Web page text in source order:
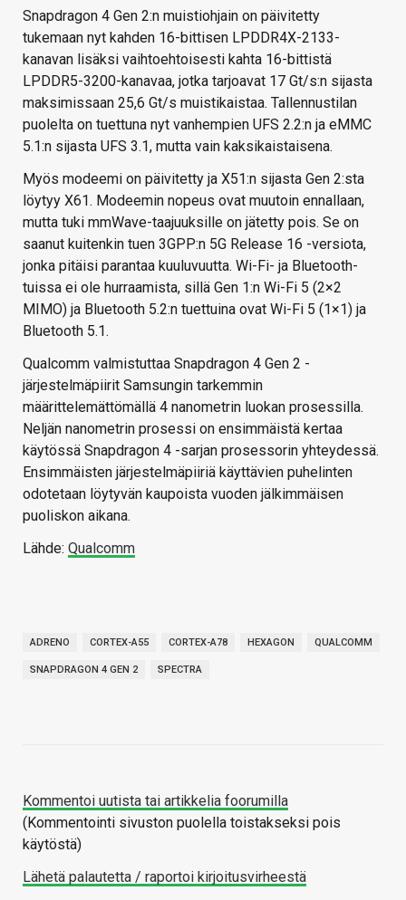
Snapdragon 4 Gen 2:n muistiohjain on päivitetty
tukemaan nyt kahden 16-bittisen LPDDR4X-2133-
kanavan lisäksi vaihtoehtoisesti kahta 16-bittistä
LPDDR5-3200-kanavaa, jotka tarjoavat 17 Gt/s:n sijasta
maksimissaan 25,6 Gt/s muistikaistaa. Tallennustilan
puolelta on tuettuna nyt vanhempien UFS 2.2:n ja eMMC
5.1:n sijasta UFS 3.1, mutta vain kaksikaistaisena.
Myös modeemi on päivitetty ja X51:n sijasta Gen 2:sta
löytyy X61. Modeemin nopeus ovat muutoin ennallaan,
mutta tuki mmWave-taajuuksille on jätetty pois. Se on
saanut kuitenkin tuen 3GPP:n 5G Release 16 -versiota,
jonka pitäisi parantaa kuuluvuutta. Wi-Fi- ja Bluetooth-
tuissa ei ole hurraamista, sillä Gen 1:n Wi-Fi 5 (2×2
MIMO) ja Bluetooth 5.2:n tuettuina ovat Wi-Fi 5 (1×1) ja
Bluetooth 5.1.
Qualcomm valmistuttaa Snapdragon 4 Gen 2 -
järjestelmäpiirit Samsungin tarkemmin
määrittelemättömällä 4 nanometrin luokan prosessilla.
Neljän nanometrin prosessi on ensimmäistä kertaa
käytössä Snapdragon 4 -sarjan prosessorin yhteydessä.
Ensimmäisten järjestelmäpiiriä käyttävien puhelinten
odotetaan löytyvän kaupoista vuoden jälkimmäisen
puoliskon aikana.
Lähde: Qualcomm
ADRENO CORTEX-A55 CORTEX-A78 HEXAGON QUALCOMM
SNAPDRAGON 4 GEN 2 SPECTRA
Kommentoi uutista tai artikkelia foorumilla
(Kommentointi sivuston puolella toistakseksi pois
käytöstä)
Lähetä palautetta / raportoi kirjoitusvirheestä